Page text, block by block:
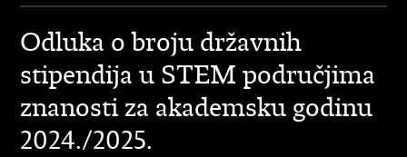
Odluka o broju državnih
stipendija u STEM područjima
znanosti za akademsku godinu
2024./2025.